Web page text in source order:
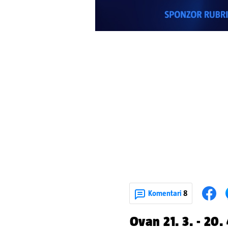
Komentari 8
Ovan 21. 3. - 20.